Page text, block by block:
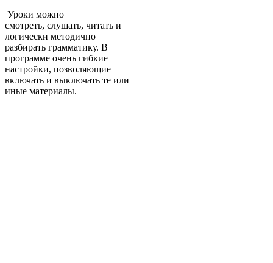
Уроки можно
смотреть, слушать, читать и
логически методично
разбирать грамматику. В
программе очень гибкие
настройки, позволяющие
включать и выключать те или
иные материалы.